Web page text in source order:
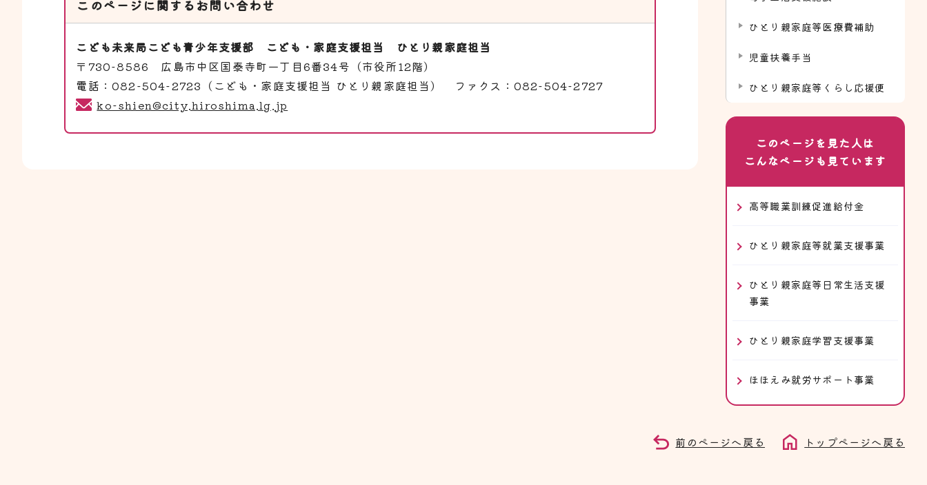
このページに関する お問い合わせ
こども未来局こども青少年支援部 こども・家庭支援担当 ひとり親家庭担当
〒730-8586 広島市中区国泰寺町一丁目6番34号（市役所12階）
電話：082-504-2723（こども・家庭支援担当 ひとり親家庭担当） ファクス：082-504-2727
ko-shien@city.hiroshima.lg.jp
ひとり親家庭等医療費補助
児童扶養手当
ひとり親家庭等くらし応援便
このページを見た人は
こんなページも見ています
高等職業訓練促進給付金
ひとり親家庭等就業支援事業
ひとり親家庭等日常生活支援
事業
ひとり親家庭学習支援事業
ほほえみ就労サポート事業
前のページへ戻る トップページへ戻る